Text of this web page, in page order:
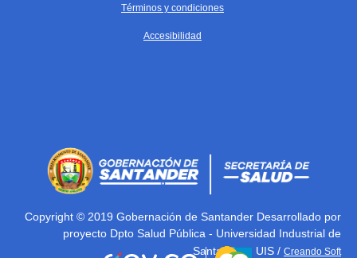
Términos y condiciones
Accesibilidad
Copyright © 2019 Gobernación de Santander Desarrollado por
proyecto Dpto Salud Pública - Universidad Industrial de
Santander - UIS / Creando Soft